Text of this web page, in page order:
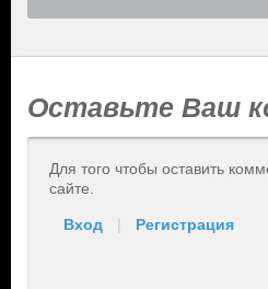
Оставьте Ваш
Для того чтобы оставить
сайте.
Вход | Регистрация